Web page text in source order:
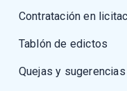
Contratación en
Tablón de edictos
Quejas y sugerencias